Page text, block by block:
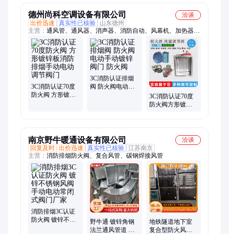
德州尚科空调设备有限公司
洽谈
出价迅速
真实性已核验
山东德州
主营： 通风管、通风器、消声器、消防自动、风幕机、加热器、
送风机、传感器、通风机、防火阀、补风机箱、调节百叶、混流
风机、焊接排烟、压差开关、通风换气、水罐水箱、轴流风机、
弯头配件、斜流风机、负压风机、两用风机、人防设备、排烟风
机、风管气动
3C消防认证70度
防火阀 方形镀锌
3C消防认证排烟
阀 防火阀电动手
3C消防认证70度
防火阀方形镀锌
南京野牛暖通设备有限公司
洽谈
回复及时 出价迅速 真实性已核验 江苏南京
主营： 消防排烟防火阀、复合风管、碳钢焊接风管
消防排烟3C认证
防火阀 镀锌不锈
野牛通 镀锌角钢
法兰通风管道 大
地铁隧道地下室
复合型防火风管